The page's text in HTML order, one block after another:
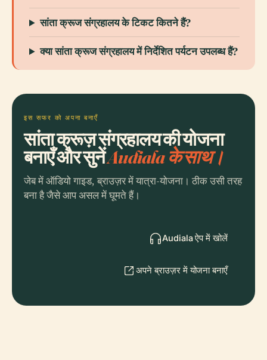
सांता क्रूज संग्रहालय के टिकट कितने हैं?
क्या सांता क्रूज संग्रहालय में निर्देशित पर्यटन उपलब्ध हैं?
इस सफर को अपना बनाएँ
सांता क्रूज़ संग्रहालय की योजना
बनाएँ और सुनेंAudiala के साथ।
जेब में ऑडियो गाइड, ब्राउज़र में यात्रा-योजना। ठीक उसी तरह
बना है जैसे आप असल में घूमते हैं।
Audiala ऐप में खोलें
अपने ब्राउज़र में योजना बनाएँ